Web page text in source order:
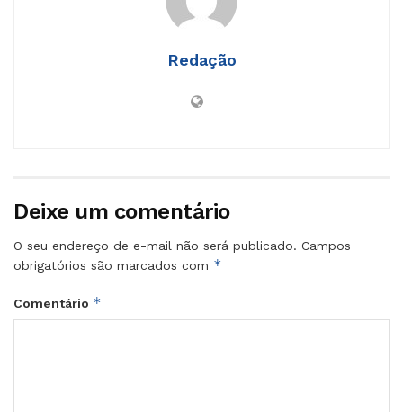
Redação
Deixe um comentário
O seu endereço de e-mail não será publicado. Campos
obrigatórios são marcados com *
Comentário *